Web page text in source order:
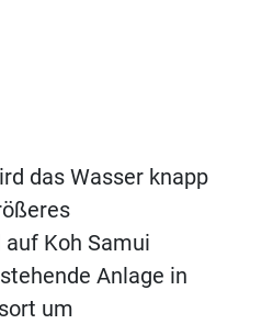
das Wasser knapp
Koh Samui
Anlage in
um